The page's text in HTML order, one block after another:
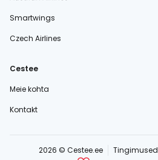
Smartwings
Czech Airlines
Cestee
Meie kohta
Kontakt
2026 © Cestee.ee Tingimused